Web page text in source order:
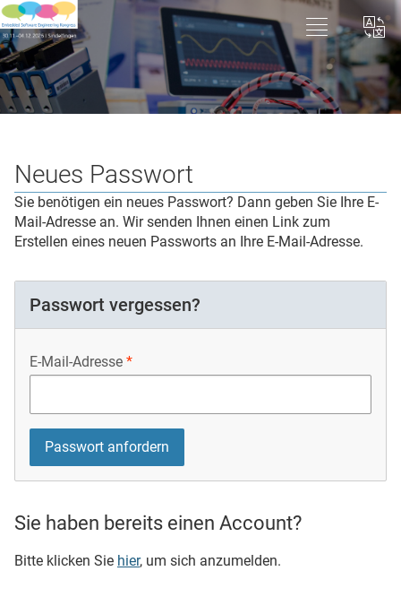
Neues Passwort
Sie benötigen ein neues Passwort? Dann geben Sie Ihre E-
Mail-Adresse an. Wir senden Ihnen einen Link zum
Erstellen eines neuen Passworts an Ihre E-Mail-Adresse.
Passwort vergessen?
E-Mail-Adresse
Sie haben bereits einen Account?
Bitte klicken Sie hier, um sich anzumelden.